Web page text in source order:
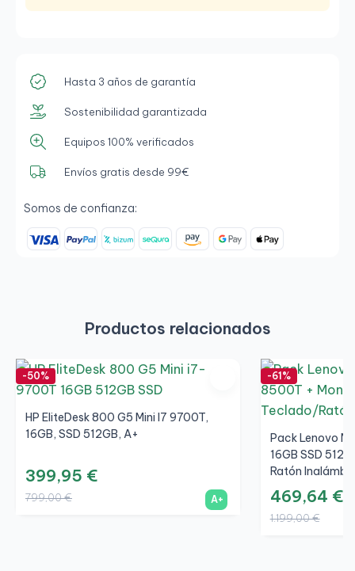
Hasta 3 años de garantía
Sostenibilidad garantizada
Equipos 100% verificados
Envíos gratis desde 99€
Somos de confianza:
Productos relacionados
-50%
HP EliteDesk 800 G5 Mini I7 9700T,
16GB, SSD 512GB, A+
399,95 €
799,00 € A+
-61%
Pack Lenovo
16GB SSD
Ratón
469,64 €
1.199,00 €